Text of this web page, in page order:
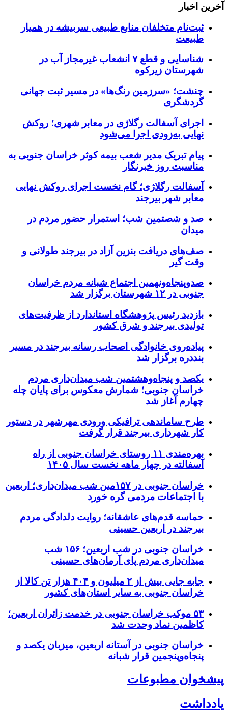
آخرین اخبار
ثبت‌نام متخلفان منابع طبیعی سربیشه در همیار
طبیعت
شناسایی و قطع ۷ انشعاب غیرمجاز آب در
شهرستان زیرکوه
چنشت؛ «سرزمین رنگ‌ها» در مسیر ثبت جهانی
گردشگری
اجرای آسفالت رگلاژی در معابر شهری؛ روکش
نهایی به‌زودی اجرا می‌شود
پیام تبریک مدیر شعب بیمه کوثر خراسان جنوبی به
مناسبت روز خبرنگار
آسفالت رگلاژی؛ گام نخست اجرای روکش نهایی
معابر شهر بیرجند
صد و شصتمین شب؛ استمرار حضور مردم در
میدان
صف‌های دریافت بنزین آزاد در بیرجند طولانی و
وقت گیر
صدوپنجاه‌ونهمین اجتماع شبانه مردم خراسان
جنوبی در ۱۲ شهرستان برگزار شد
بازدید رئیس پژوهشگاه استاندارد از ظرفیت‌های
تولیدی بیرجند و شرق کشور
پیاده‌روی خانوادگی اصحاب رسانه بیرجند در مسیر
بنددره برگزار شد
یکصد و پنجاه‌وهشتمین شب میدان‌داری مردم
خراسان جنوبی؛ شمارش معکوس برای پایان چله
چهارم آغاز شد
طرح ساماندهی ترافیکی ورودی مهرشهر در دستور
کار شهرداری بیرجند قرار گرفت
بهره‌مندی ۱۱ روستای خراسان جنوبی از راه
آسفالته در چهار ماهه نخست سال ۱۴۰۵
خراسان جنوبی در ۱۵۷مین شب میدان‌داری؛ اربعین
با اجتماعات مردمی گره خورد
حماسه قدم‌های عاشقانه؛ روایت دلدادگی مردم
بیرجند در اربعین حسینی
خراسان جنوبی در شب اربعین؛ ۱۵۶ شب
میدان‌داری مردم پای آرمان‌های حسینی
جابه جایی بیش از ۲ میلیون و ۴۰۴ هزار تن کالا از
خراسان جنوبی به سایر استان‌های کشور
۵۳ موکب خراسان جنوبی در خدمت زائران اربعین؛
کاظمین نماد وحدت شد
خراسان جنوبی در آستانه اربعین، میزبان یکصد و
پنجاه‌وپنجمین قرار شبانه
پیشخوان مطبوعات
یادداشت